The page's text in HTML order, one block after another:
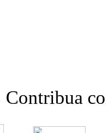
Contribua